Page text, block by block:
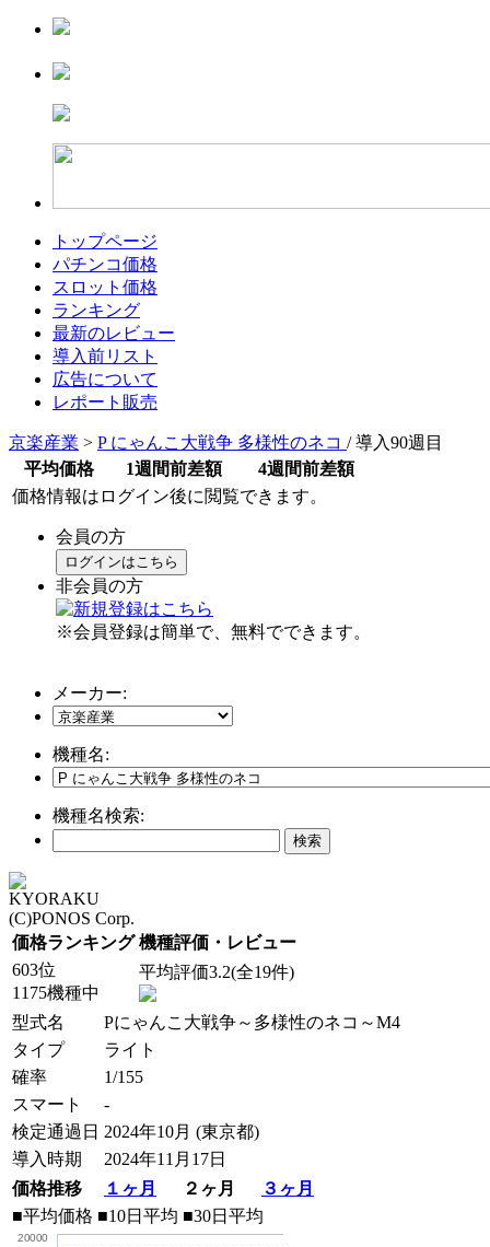
トップページ
パチンコ価格
スロット価格
ランキング
最新のレビュー
導入前リスト
広告について
レポート販売
京楽産業 > P にゃんこ大戦争 多様性のネコ / 導入90週目
平均価格
1週間前差額
4週間前差額
価格情報はログイン後に閲覧できます。
会員の方
ログインはこちら
非会員の方
※会員登録は簡単で、無料でできます。
メーカー:
機種名:
機種名検索:
KYORAKU
(C)PONOS Corp.
価格ランキング 機種評価・レビュー
603位
1175機種中
平均評価3.2(全19件)
型式名
Pにゃんこ大戦争～多様性のネコ～M4
タイプ
ライト
確率
1/155
スマート
-
検定通過日 2024年10月 (東京都)
導入時期
2024年11月17日
価格推移
１ヶ月 ２ヶ月
３ヶ月
■平均価格 ■10日平均 ■30日平均
20000